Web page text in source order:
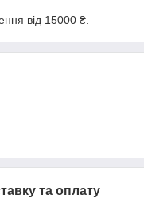
від 15000 ₴.
та оплату